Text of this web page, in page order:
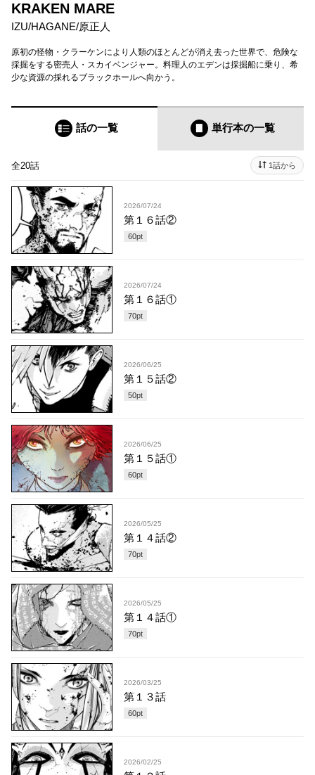
KRAKEN MARE
IZU/HAGANE/原正人
原初の怪物・クラーケンにより人類のほとんどが消え去った世界で、危険な
採掘をする密売人・スカイベンジャー。料理人のエデンは採掘船に乗り、希
少な資源の採れるブラックホールへ向かう。
話の一覧 単行本の一覧
全20話 1話から
2026/07/24
第１６話②
60pt
2026/07/24
第１６話①
70pt
2026/06/25
第１５話②
50pt
2026/06/25
第１５話①
60pt
2026/05/25
第１４話②
70pt
2026/05/25
第１４話①
70pt
2026/03/25
第１３話
60pt
2026/02/25